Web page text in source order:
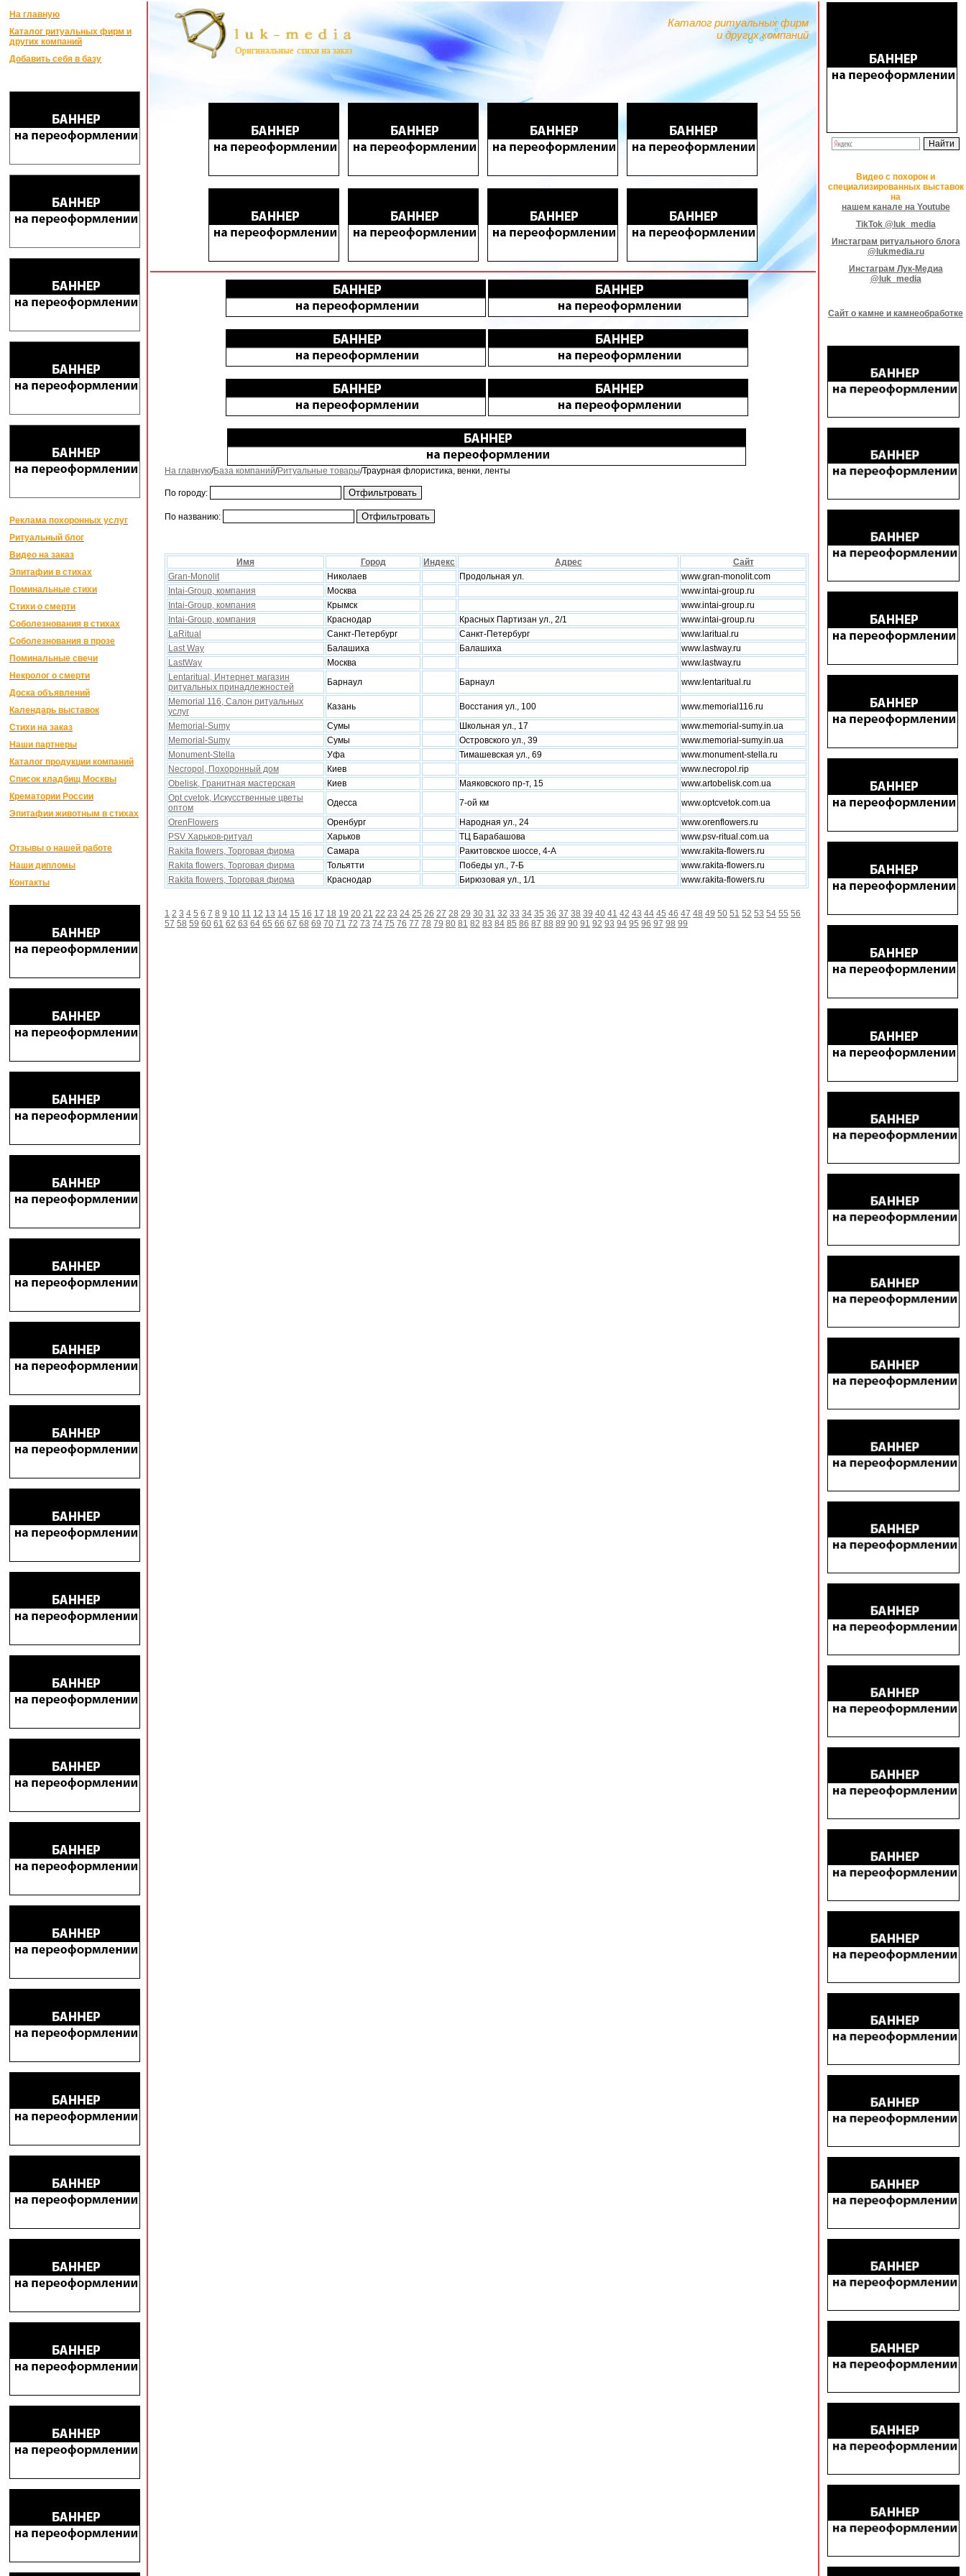
На главную
Каталог ритуальных фирм и
других компаний
Добавить себя в базу
Реклама похоронных услуг
Ритуальный блог
Видео на заказ
Эпитафии в стихах
Поминальные стихи
Стихи о смерти
Соболезнования в стихах
Соболезнования в прозе
Поминальные свечи
Некролог о смерти
Доска объявлений
Календарь выставок
Стихи на заказ
Наши партнеры
Каталог продукции компаний
Список кладбищ Москвы
Крематории России
Эпитафии животным в стихах
Отзывы о нашей работе
Наши дипломы
Контакты
Каталог ритуальных фирм
и других компаний
На главную/База компаний/Ритуальные товары/Траурная флористика, венки, ленты
По городу:
По названию:
Имя Город Индекс Адрес
Сайт
Gran-Monolit
Николаев Продольная ул.
www.gran-monolit.com
Intai-Group, компания
Москва
www.intai-group.ru
Intai-Group, компания
Крымск
www.intai-group.ru
Intai-Group, компания
Краснодар Красных Партизан ул., 2/1
www.intai-group.ru
LaRitual
Санкт-Петербург Санкт-Петербург
www.laritual.ru
Last Way
Балашиха Балашиха
www.lastway.ru
LastWay
Москва
www.lastway.ru
Lentaritual, Интернет магазин
ритуальныx принадлежностей
Барнаул Барнаул
www.lentaritual.ru
Memorial 116, Салон ритуальныx
услуг
Казань Восстания ул., 100
www.memorial116.ru
Memorial-Sumy
Сумы Школьная ул., 17
www.memorial-sumy.in.ua
Memorial-Sumy
Сумы Островского ул., 39
www.memorial-sumy.in.ua
Monument-Stella
Уфа Тимашевская ул., 69
www.monument-stella.ru
Necropol, Поxоронный дом
Киев
www.necropol.rip
Obelisk, Гранитная мастерская
Киев Маяковского пр-т, 15
www.artobelisk.com.ua
Opt cvetok, Искусственные цветы
оптом
Одесса 7-ой км
www.optcvetok.com.ua
OrenFlowers
Оренбург Народная ул., 24
www.orenflowers.ru
PSV Xарьков-ритуал
Xарьков ТЦ Барабашова
www.psv-ritual.com.ua
Rakita flowers, Торговая фирма
Самара Ракитовское шоссе, 4-А
www.rakita-flowers.ru
Rakita flowers, Торговая фирма
Тольятти Победы ул., 7-Б
www.rakita-flowers.ru
Rakita flowers, Торговая фирма
Краснодар Бирюзовая ул., 1/1 www.rakita-flowers.ru
1 2 3 4 5 6 7 8 9 10 11 12 13 14 15 16 17 18 19 20 21 22 23 24 25 26 27 28 29 30 31 32 33 34 35 36 37 38 39 40 41 42 43 44 45 46 47 48 49 50 51 52 53 54 55 56
57 58 59 60 61 62 63 64 65 66 67 68 69 70 71 72 73 74 75 76 77 78 79 80 81 82 83 84 85 86 87 88 89 90 91 92 93 94 95 96 97 98 99
Видео с похорон и
специализированных выставок
на
нашем канале на Youtube
TikTok @luk_media
Инстаграм ритуального блога
@lukmedia.ru
Инстаграм Лук-Медиа
@luk_media
Сайт о камне и камнеобработке